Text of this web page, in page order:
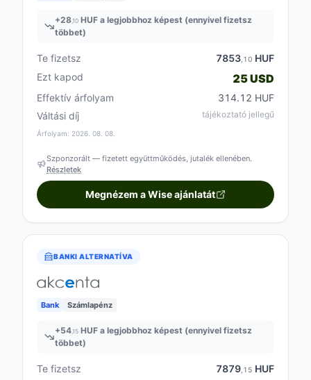
+28 ,10 HUF a legjobbhoz képest (ennyivel fizetsz
többet)
Te fizetsz 7853 ,10 HUF
Ezt kapod
25 USD
Effektív árfolyam
314.12 HUF
Váltási díj
tájékoztató jellegű
Árfolyam: 2026. 08. 08.
Szponzorált — fizetett együttműködés, jutalék ellenében.
Részletek
Megnézem a Wise ajánlatát
BANKI ALTERNATÍVA
Bank Számlapénz
+54 ,15 HUF a legjobbhoz képest (ennyivel fizetsz
többet)
Te fizetsz 7879 ,15 HUF